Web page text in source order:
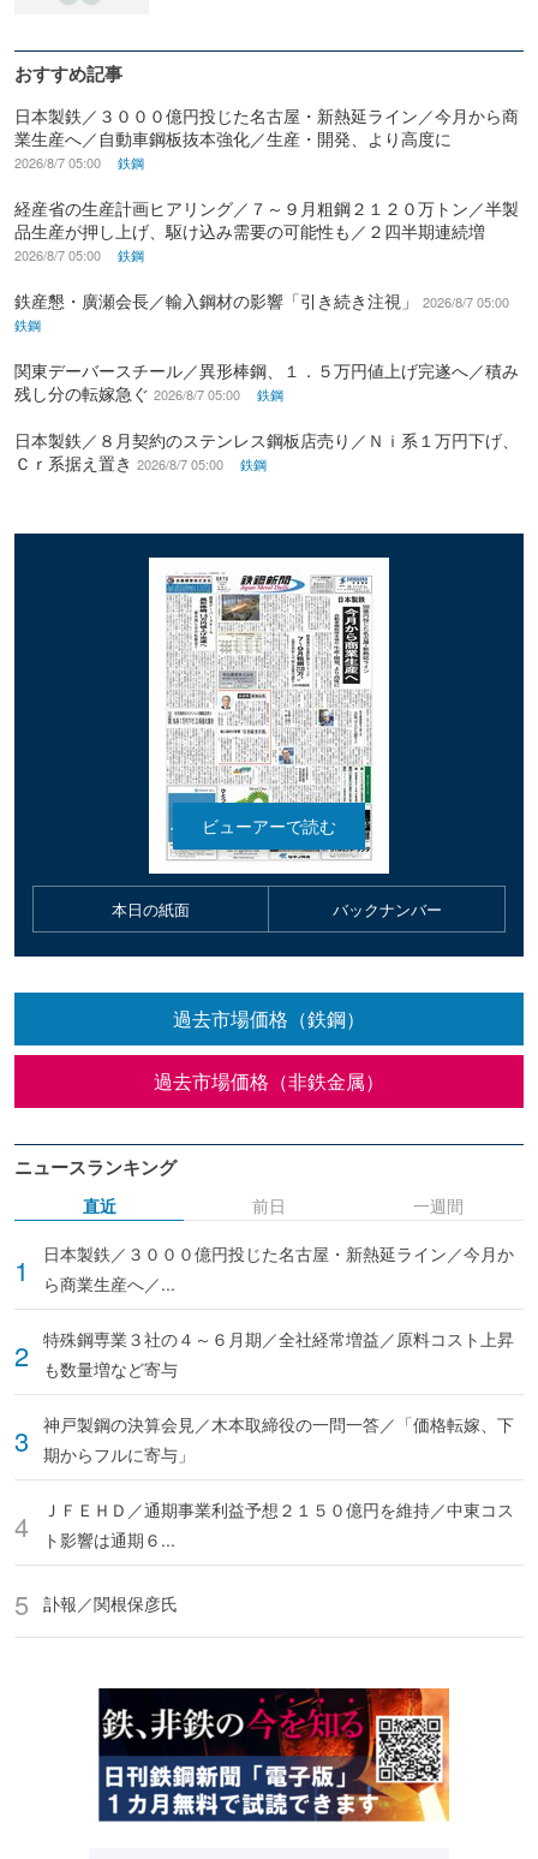
おすすめ記事
日本製鉄／３０００億円投じた名古屋・新熱延ライン／今月から商
業生産へ／自動車鋼板抜本強化／生産・開発、より高度に
2026/8/7 05:00 鉄鋼
経産省の生産計画ヒアリング／７～９月粗鋼２１２０万トン／半製
品生産が押し上げ、駆け込み需要の可能性も／２四半期連続増
2026/8/7 05:00 鉄鋼
鉄産懇・廣瀬会長／輸入鋼材の影響「引き続き注視」
2026/8/7 05:00
鉄鋼
関東デーバースチール／異形棒鋼、１．５万円値上げ完遂へ／積み
残し分の転嫁急ぐ 2026/8/7 05:00 鉄鋼
日本製鉄／８月契約のステンレス鋼板店売り／Ｎｉ系１万円下げ、
Ｃｒ系据え置き 2026/8/7 05:00 鉄鋼
本日の紙面 バックナンバー
過去市場価格（鉄鋼）
過去市場価格（非鉄金属）
ニュースランキング
直近
日本製鉄／３０００億円投じた名古屋・新熱延ライン／今月か
ら商業生産へ／...
特殊鋼専業３社の４～６月期／全社経常増益／原料コスト上昇
も数量増など寄与
神戸製鋼の決算会見／木本取締役の一問一答／「価格転嫁、下
期からフルに寄与」
ＪＦＥＨＤ／通期事業利益予想２１５０億円を維持／中東コス
ト影響は通期６...
訃報／関根保彦氏
前日 一週間